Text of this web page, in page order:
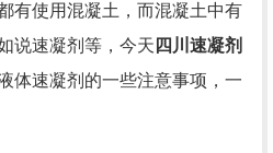
有使用混凝土，而混凝土中有
说速凝剂等，今天 四川速凝剂
体速凝剂的一些注意事项，一